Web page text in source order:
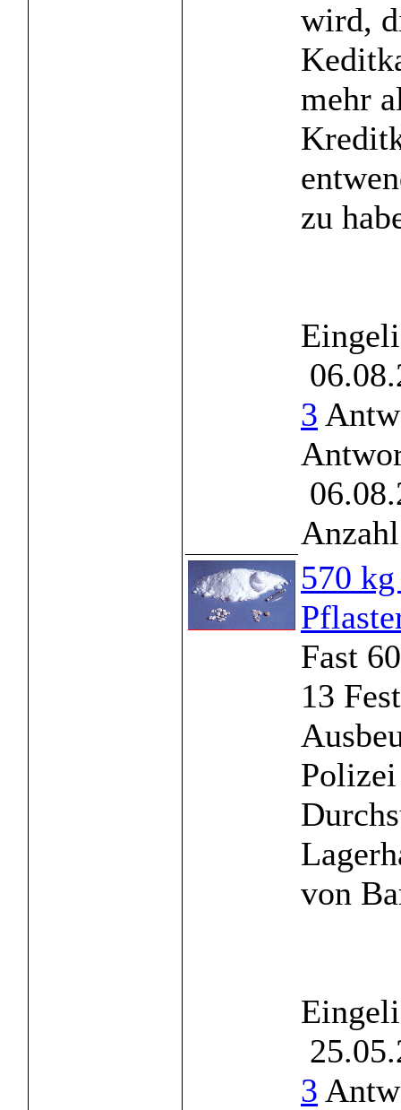
wird,
mehr
zu
3
570
Fast
13
von
3